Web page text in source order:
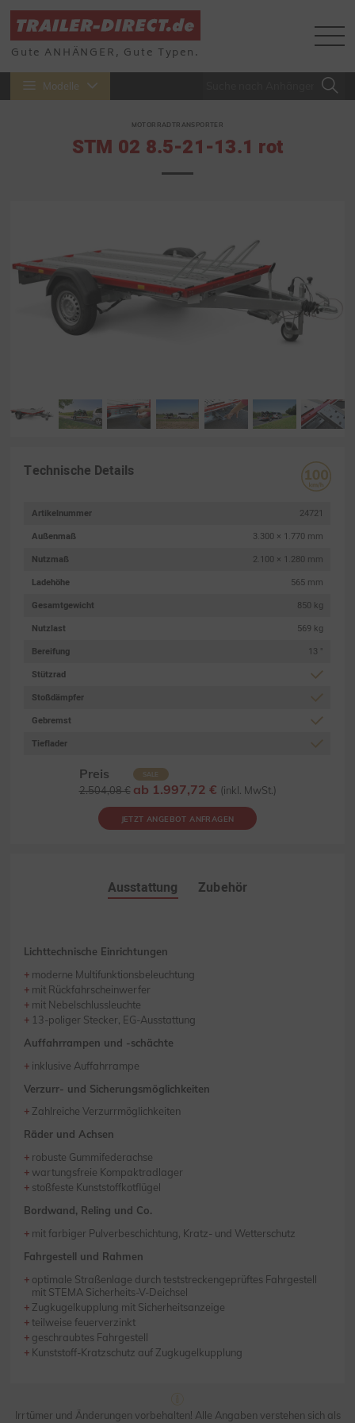
Gute ANHÄNGER, Gute Typen.
Modelle
MOTORRADTRANSPORTER
STM 02 8.5-21-13.1 rot
Technische Details
Artikelnummer
24721
Außenmaß
3.300 × 1.770 mm
Nutzmaß
2.100 × 1.280 mm
Ladehöhe
565 mm
Gesamtgewicht
850 kg
Nutzlast
569 kg
Bereifung
13 "
Stützrad
Stoßdämpfer
Gebremst
Tieflader
Preis SALE
2.504,08 €ab 1.997,72 € (inkl. MwSt.)
JETZT ANGEBOT ANFRAGEN
Ausstattung Zubehör
Lichttechnische Einrichtungen
moderne Multifunktionsbeleuchtung
mit Rückfahrscheinwerfer
mit Nebelschlussleuchte
13-poliger Stecker, EG-Ausstattung
Auffahrrampen und -schächte
inklusive Auffahrrampe
Verzurr- und Sicherungsmöglichkeiten
Zahlreiche Verzurrmöglichkeiten
Räder und Achsen
robuste Gummifederachse
wartungsfreie Kompaktradlager
stoßfeste Kunststoffkotflügel
Bordwand, Reling und Co.
mit farbiger Pulverbeschichtung, Kratz- und Wetterschutz
Fahrgestell und Rahmen
optimale Straßenlage durch teststreckengeprüftes Fahrgestell
mit STEMA Sicherheits-V-Deichsel
Zugkugelkupplung mit Sicherheitsanzeige
teilweise feuerverzinkt
geschraubtes Fahrgestell
Kunststoff-Kratzschutz auf Zugkugelkupplung
Irrtümer und Änderungen vorbehalten! Alle Angaben verstehen sich als